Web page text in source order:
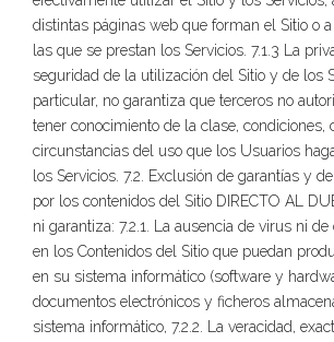
distintas páginas web que forman el Sitio o
las que se prestan los Servicios. 7.1.3 La
seguridad de la utilización del Sitio y de los
particular, no garantiza que terceros no
tener conocimiento de la clase, condiciones,
circunstancias del uso que los Usuarios
los Servicios. 7.2. Exclusión de garantías y
por los contenidos del Sitio DIRECTO AL
ni garantiza: 7.2.1. La ausencia de virus ni
en los Contenidos del Sitio que puedan
en su sistema informático (software y
documentos electrónicos y ficheros
sistema informático, 7.2.2. La veracidad,